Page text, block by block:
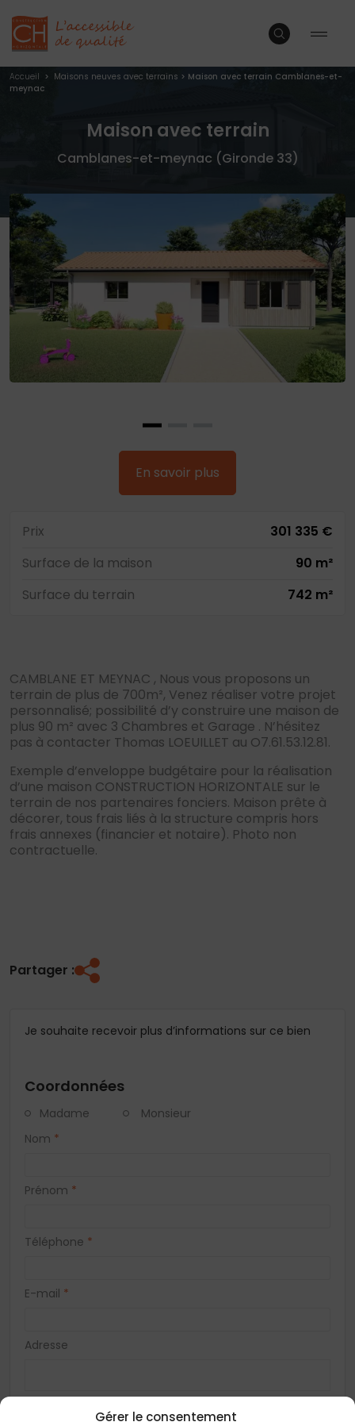
Gérer le consentement
Accueil > Maisons neuves avec terrains > Maison avec terrain Camblanes-et-
meynac
Maison avec terrain
Camblanes-et-meynac (Gironde 33)
En savoir plus
Prix
301 335 €
Surface de la maison
90 m²
Surface du terrain
742 m²
CAMBLANE ET MEYNAC , Nous vous proposons un
terrain de plus de 700m², Venez réaliser votre projet
personnalisé; possibilité d’y construire une maison de
plus 90 m² avec 3 Chambres et Garage . N’hésitez
pas à contacter Thomas LOEUILLET au O7.61.53.12.81.
Exemple d’enveloppe budgétaire pour la réalisation
d’une maison CONSTRUCTION HORIZONTALE sur le
terrain de nos partenaires fonciers. Maison prête à
décorer, tous frais liés à la structure compris hors
frais annexes (financier et notaire). Photo non
contractuelle.
Partager :
Je souhaite recevoir plus d’informations sur ce bien
Coordonnées
Madame
Monsieur
Nom *
Prénom *
Téléphone *
E-mail *
Adresse
*